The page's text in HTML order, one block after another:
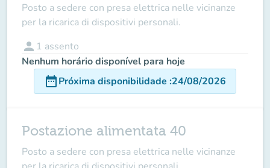
Posto a sedere con presa elettrica nelle vicinanze
per la ricarica di dispositivi personali.
person 1 assento
Nenhum horário disponível para hoje
date_rangePróxima disponibilidade :24/08/2026
Postazione alimentata 40
Posto a sedere con presa elettrica nelle vicinanze